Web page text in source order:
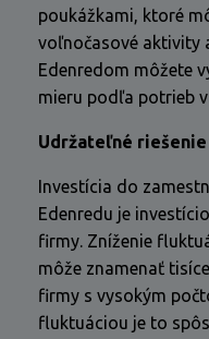
poukážkami, ktoré
voľnočasové aktivity
Edenredom môžete
mieru podľa potrieb
Udržateľné
Investícia do
Edenredu je
firmy. Zníženie
môže znamenať
firmy s vysokým
fluktuáciou je to